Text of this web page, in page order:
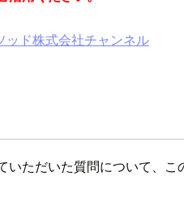
ッド株式会社チャンネル
いただいた質問について、こ